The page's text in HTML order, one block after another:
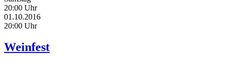
20:00 Uhr
01.10.2016
20:00 Uhr
Weinfest